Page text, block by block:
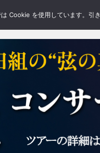
BLOGS FEATURE
Cookie を使用しています。引